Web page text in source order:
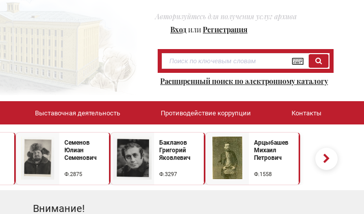
Авторизуйтесь для получения услуг архива
ВходилиРегистрация
Расширенный поиск по электронному каталогу
Выставочная деятельность Противодействие коррупции Контакты
Семенов
Юлиан
Семенович
Ф.2875
Бакланов
Григорий
Яковлевич
Ф.3297
Арцыбашев
Михаил
Петрович
Ф.1558
Внимание!